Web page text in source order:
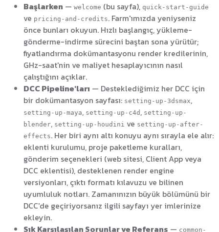
Başlarken — welcome (bu sayfa), quick-start-guide
ve pricing-and-credits. Farm'ımızda yeniyseniz
önce bunları okuyun. Hızlı başlangıç, yükleme-
gönderme-indirme sürecini baştan sona yürütür;
fiyatlandırma dokümantasyonu render kredilerinin,
GHz-saat'nin ve maliyet hesaplayıcının nasıl
çalıştığını açıklar.
DCC Pipeline'ları — Desteklediğimiz her DCC için
bir dokümantasyon sayfası: setting-up-3dsmax,
setting-up-maya, setting-up-c4d , setting-up-
blender, setting-up-houdini ve setting-up-after-
effects. Her biri aynı altı konuyu aynı sırayla ele alır:
eklenti kurulumu, proje paketleme kuralları,
gönderim seçenekleri (web sitesi, Client App veya
DCC eklentisi), desteklenen render engine
versiyonları, çıktı formatı kılavuzu ve bilinen
uyumluluk notları. Zamanınızın büyük bölümünü bir
DCC'de geçiriyorsanız ilgili sayfayı yer imlerinize
ekleyin.
Sık Karşılaşılan Sorunlar ve Referans — common-